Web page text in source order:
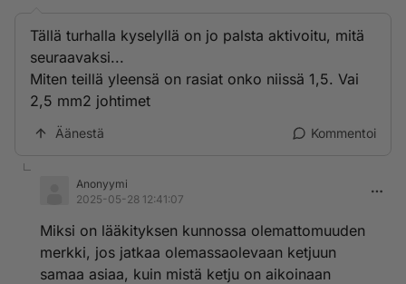
Tällä turhalla kyselyllä on jo palsta aktivoitu, mitä
seuraavaksi...
Miten teillä yleensä on rasiat onko niissä 1,5. Vai
2,5 mm2 johtimet
Äänestä Kommentoi
Anonyymi
2025-05-28 12:41:07
Miksi on lääkityksen kunnossa olemattomuuden
merkki, jos jatkaa olemassaolevaan ketjuun
samaa asiaa, kuin mistä ketju on aikoinaan